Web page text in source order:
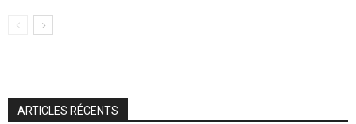
ARTICLES RÉCENTS